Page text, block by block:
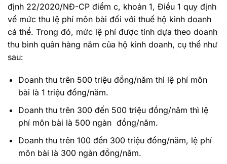
định 22/2020/NĐ-CP điểm c, khoản 1, Điều 1 quy định
về mức thu lệ phí môn bài đối với thuế hộ kinh doanh
cá thể. Trong đó, mức lệ phí được tính dựa theo doanh
thu bình quân hàng năm của hộ kinh doanh, cụ thể như
sau:
Doanh thu trên 500 triệu đồng/năm thì lệ phí môn
bài là 1 triệu đồng/năm.
Doanh thu trên 300 đến 500 triệu đồng/năm thì lệ
phí môn bài là 500 ngàn đồng/năm.
Doanh thu trên 100 đến 300 triệu đồng/năm, lệ phí
môn bài là 300 ngàn đồng/năm.